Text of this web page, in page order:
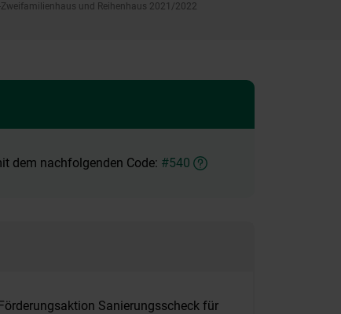
und Reihenhaus 2021/2022
dem nachfolgenden Code: #540
Sanierungsscheck für